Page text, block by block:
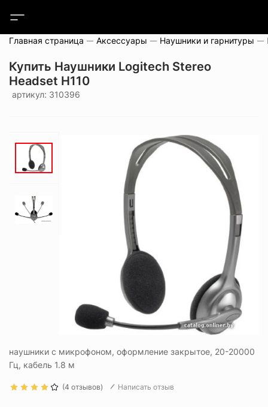
Главная страница Аксессуары Наушники и гарнитуры
Купить Наушники Logitech Stereo
Headset H110
артикул: 310396
наушники с микрофоном, оформление закрытое, 20-20000
Гц, кабель 1.8 м
(4 отзывов) Написать отзыв